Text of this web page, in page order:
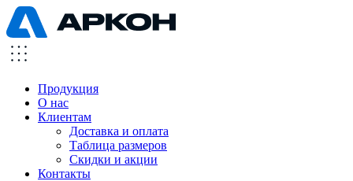
Продукция
О нас
Клиентам
Доставка и оплата
Таблица размеров
Скидки и акции
Контакты